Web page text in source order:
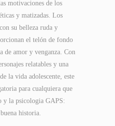
motivaciones de los
y matizadas. Los
su belleza ruda y
el telón de fondo
de amor y venganza. Con
relatables y una
la vida adolescente, este
para cualquiera que
y la psicologia GAPS:
historia.